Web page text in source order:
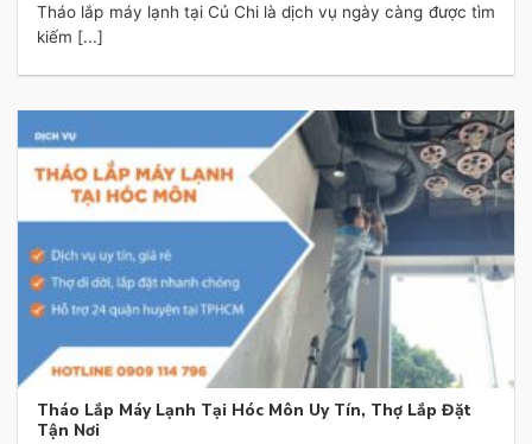
Tháo lắp máy lạnh tại Củ Chi là dịch vụ ngày càng được tìm
kiếm [...]
Tháo Lắp Máy Lạnh Tại Hóc Môn Uy Tín, Thợ Lắp Đặt
Tận Nơi